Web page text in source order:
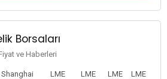
Borsaları
ve Haberleri
Shanghai
LME
LME
LME
LME